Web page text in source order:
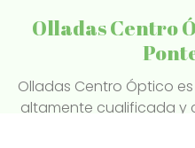
Olladas Centro
Olladas Centro Óptico
altamente cualificada y